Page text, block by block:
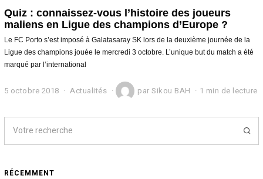
Quiz : connaissez-vous l’histoire des joueurs
maliens en Ligue des champions d’Europe ?
Le FC Porto s’est imposé à Galatasaray SK lors de la deuxième journée de la
Ligue des champions jouée le mercredi 3 octobre. L’unique but du match a été
marqué par l’international
5 octobre 2018
n
v
Actualités parSikou BAH 1 min de lecture
RÉCEMMENT